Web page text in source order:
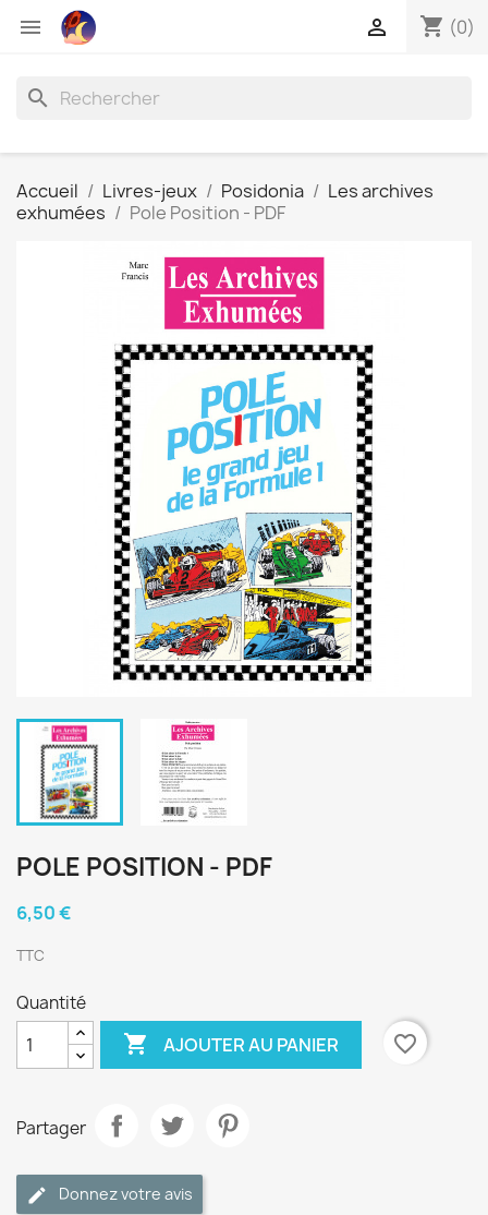
 shopping_cart (0)

search
Accueil Livres-jeux Posidonia
Les archives
exhumées
Pole Position - PDF
POLE POSITION - PDF
6,50 €
TTC
Quantité
 AJOUTER AU PANIER favorite_border
Partager
Donnez votre avis